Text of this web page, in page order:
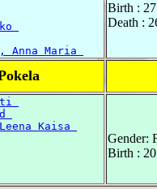
Anna Maria
Birth :
Death :
Kaisa
Gender:
Birth :